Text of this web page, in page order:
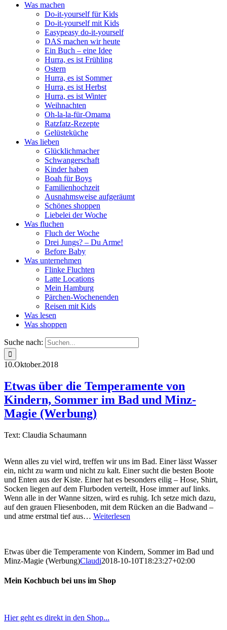
Was machen
Do-it-yourself für Kids
Do-it-yourself mit Kids
Easypeasy do-it-yourself
DAS machen wir heute
Ein Buch – eine Idee
Hurra, es ist Frühling
Ostern
Hurra, es ist Sommer
Hurra, es ist Herbst
Hurra, es ist Winter
Weihnachten
Oh-la-la-für-Omama
Ratzfatz-Rezepte
Gelüsteküche
Was lieben
Glücklichmacher
Schwangerschaft
Kinder haben
Boah für Boys
Familienhochzeit
Ausnahmsweise aufgeräumt
Schönes shoppen
Liebelei der Woche
Was fluchen
Fluch der Woche
Drei Jungs? – Du Arme!
Before Baby
Was unternehmen
Flinke Fluchten
Latte Locations
Mein Hamburg
Pärchen-Wochenenden
Reisen mit Kids
Was lesen
Was shoppen
Suche nach:
10.Oktober.2018
Etwas über die Temperamente von
Kindern, Sommer im Bad und Minz-
Magie (Werbung)
Text: Claudia Schaumann
Wenn alles zu viel wird, treffen wir uns im Bad. Einer lässt Wasser
ein, nicht zu warm und nicht zu kalt. Einer sucht die besten Boote
und Enten aus der Kiste. Einer hat es besonders eilig – Hose, Shirt,
Socken liegen auf dem Flurboden verteilt, Hose immer auf links.
Wenn alle in der Wanne sitzen, wird es ruhig. Ich setze mich dazu,
auf den grauen Fliesenboden, mit dem Rücken an die Badwand –
und atme erstmal tief aus… Weiterlesen
Etwas über die Temperamente von Kindern, Sommer im Bad und
Minz-Magie (Werbung)Claudi2018-10-10T18:23:27+02:00
Mein Kochbuch bei uns im Shop
Hier geht es direkt in den Shop...